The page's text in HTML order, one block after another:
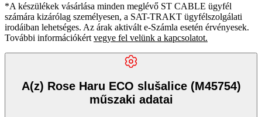
*A készülékek vásárlása minden meglévő ST CABLE ügyfél
számára kizárólag személyesen, a SAT-TRAKT ügyfélszolgálati
irodáiban lehetséges. Az árak aktivált e-Számla esetén érvényesek.
További információkért vegye fel velünk a kapcsolatot.
A(z) Rose Haru ECO slušalice (M45754)
műszaki adatai